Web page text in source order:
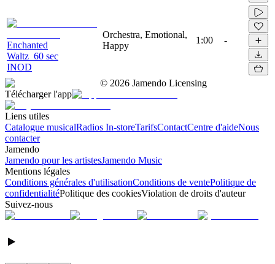
Enchanted
Waltz_60 sec
INOD
Orchestra, Emotional,
Happy
1:00 -
© 2026 Jamendo Licensing
Télécharger l'app
Liens utiles
Catalogue musicalRadios In-storeTarifsContactCentre d'aideNous
contacter
Jamendo
Jamendo pour les artistesJamendo Music
Mentions légales
Conditions générales d'utilisationConditions de ventePolitique de
confidentialitéPolitique des cookiesViolation de droits d'auteur
Suivez-nous